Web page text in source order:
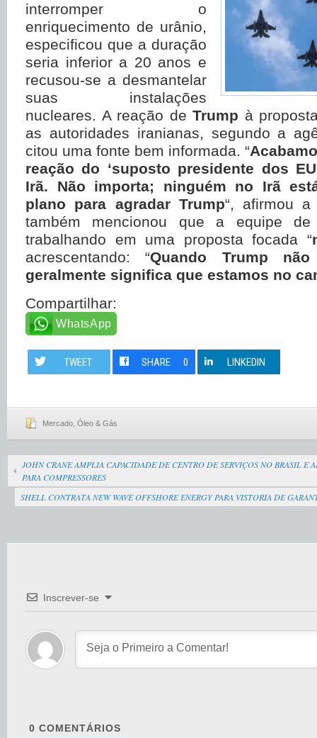
interromper o
enriquecimento de urânio,
especificou que a duração
seria inferior a 20 anos e
recusou-se a desmantelar
suas instalações
nucleares. A reação de Trump à
as autoridades iranianas, segundo a
citou uma fonte bem informada. “
reação do ‘suposto presidente dos
Irã. Não importa; ninguém no Irã
plano para agradar Trump“, afirmou
também mencionou que a equipe de
trabalhando em uma proposta focada “
acrescentando: “Quando Trump
geralmente significa que estamos no
Compartilhar:
WhatsApp
TWEET SHARE 0 LINKEDIN
Mercado Óleo & Gás
JOHN CRANE AMPLIA CAPACIDADE DE CENTRO DE SERVIÇOS NO BRASIL E
PARA COMPRESSORES
SHELL CONTRATA NEW WAVE OFFSHORE ENERGY PARA VISTORIA DE
Inscrever-se
0 COMENTÁRIOS